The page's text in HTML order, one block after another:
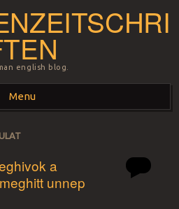
english blog.
Menu
a
unnep